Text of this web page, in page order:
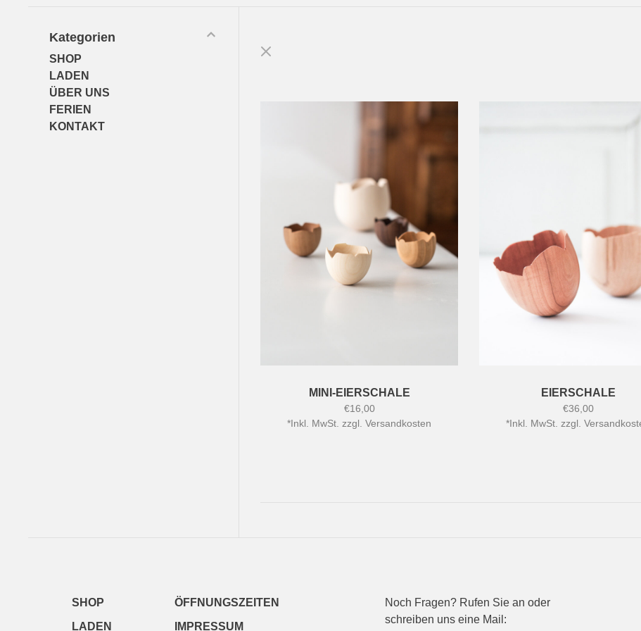
Kategorien
SHOP
LADEN
ÜBER UNS
FERIEN
KONTAKT
MINI-EIERSCHALE
€16,00
*Inkl. MwSt. zzgl.Versandkosten
EIERSCHALE
€36,00
*Inkl. MwSt. zzgl.
SHOP
LADEN
ÖFFNUNGSZEITEN
IMPRESSUM
Noch Fragen? Rufen Sie an oder
schreiben uns eine Mail: